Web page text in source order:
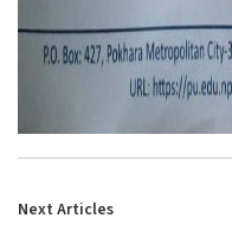
Next Articles